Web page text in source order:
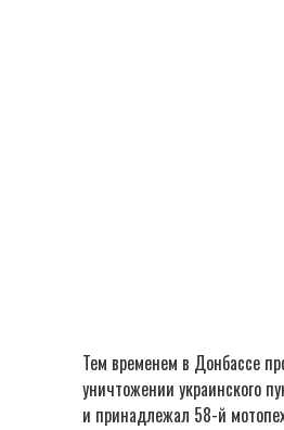
Тем временем в Донбассе
уничтожении украинского
и принадлежал 58-й